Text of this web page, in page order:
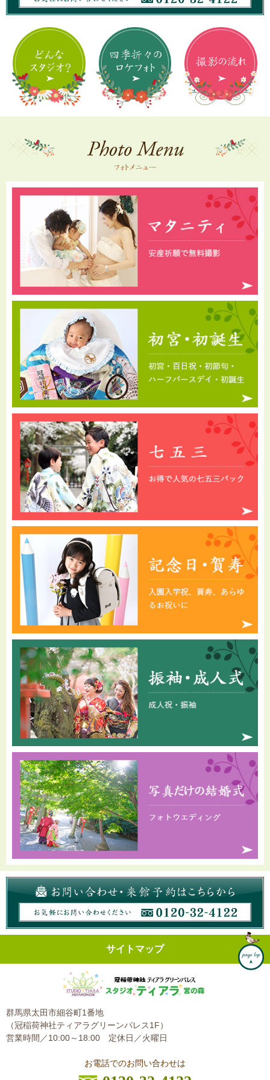
サイトマップ
群馬県太田市細谷町1番地
（冠稲荷神社ティアラグリーンパレス1F）
営業時間／10:00～18:00 定休日／火曜日
お電話でのお問い合わせは